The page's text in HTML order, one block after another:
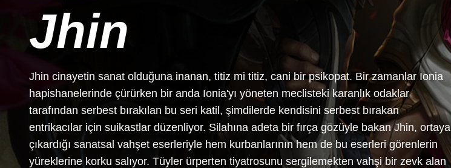
Jhin
Jhin cinayetin sanat olduğuna inanan, titiz mi titiz, cani bir psikopat. Bir zamanlar Ionia
hapishanelerinde çürürken bir anda Ionia'yı yöneten meclisteki karanlık odaklar
tarafından serbest bırakılan bu seri katil, şimdilerde kendisini serbest bırakan
entrikacılar için suikastlar düzenliyor. Silahına adeta bir fırça gözüyle bakan Jhin, ortaya
çıkardığı sanatsal vahşet eserleriyle hem kurbanlarının hem de bu eserleri görenlerin
yüreklerine korku salıyor. Tüyler ürperten tiyatrosunu sergilemekten vahşi bir zevk alan